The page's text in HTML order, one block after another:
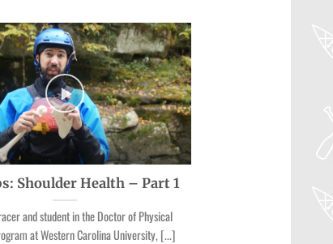
Shoulder Health – Part 1
and student in the Doctor of Physical
at Western Carolina University, [...]